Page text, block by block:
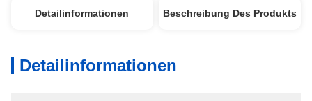
Detailinformationen Beschreibung Des Produkts
Detailinformationen